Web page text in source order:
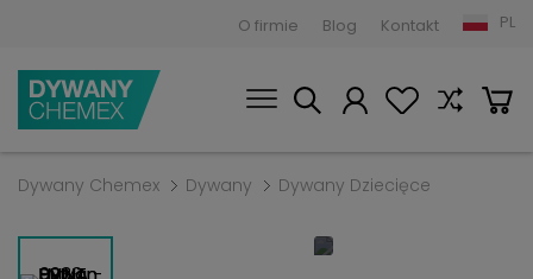
O firmie Blog Kontakt PL
Dywany Chemex Dywany Dywany Dziecięce